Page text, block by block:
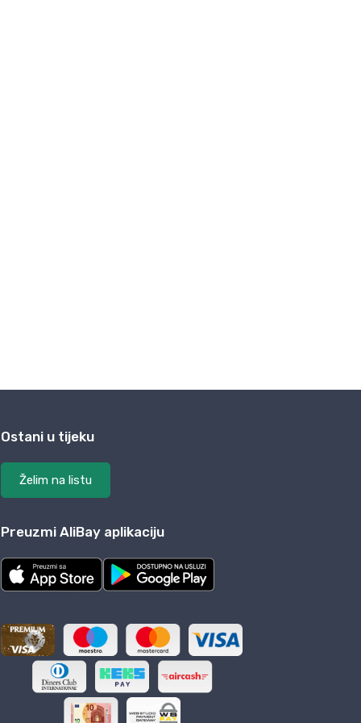
Ostani u tijeku
Želim na listu
Preuzmi AliBay aplikaciju